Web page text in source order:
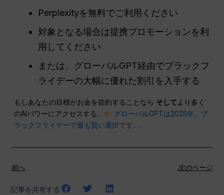
Perplexityを無料でご利用ください
対象となる場合は提携プロモーションを利
用してください
または、グローバルGPT経由でブラックフ
ライデーの大幅に優れた割引を入手する
もしあなたの目標がお金を節約することなら そしてより多く
のAIパワーにアクセスする、
グローバルGPTは2025年、ブ
ラックフライデーで最も賢い選択です。.
前へ 次のページ
記事を共有する